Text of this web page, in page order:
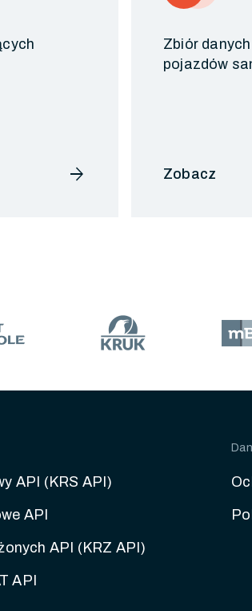
arrow_forward
Zbiór
pojazdów
Zobacz
API (KRS API)
API
API (KRZ API)
API